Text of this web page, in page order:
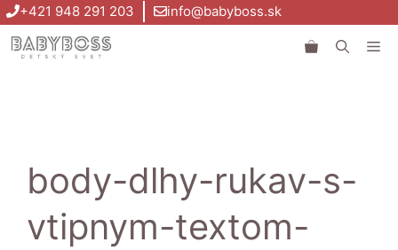
Preskočiť
na
obsah
+421 948 291 203 info@babyboss.sk
body-dlhy-rukav-s-
vtipnym-textom-